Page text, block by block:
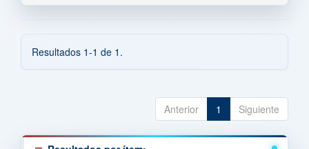
Resultados 1-1 de 1.
Anterior 1 Siguiente